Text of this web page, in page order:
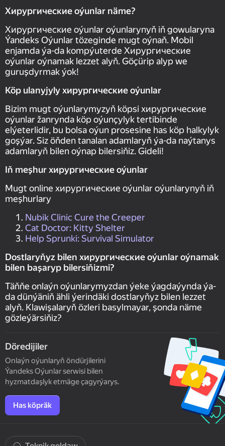
Хирургические oýunlar näme?
Хирургические oýunlar oýunlarynyň iň gowularyna
Ýandeks Oýunlar tözeginde mugt oýnaň. Mobil
enjamda ýa-da kompýuterde Хирургические
oýunlar oýnamak lezzet alyň. Göçürip alyp we
guruşdyrmak ýok!
Köp ulanyjyly хирургические oýunlar
Bizim mugt oýunlarymyzyň köpsi хирургические
oýunlar žanrynda köp oýunçylyk tertibinde
elýeterlidir, bu bolsa oýun prosesine has köp halkylyk
goşýar. Siz öňden tanalan adamlaryň ýa-da naýtanys
adamlaryň bilen oýnap bilersiňiz. Gideli!
Iň meşhur хирургические oýunlar
Mugt online хирургические oýunlar oýunlarynyň iň
meşhurlary
Nubik Clinic Cure the Creeper
Cat Doctor: Kitty Shelter
Help Sprunki: Survival Simulator
Dostlaryňyz bilen хирургические oýunlar oýnamak
bilen başaryp bilersiňizmi?
Täňňe onlaýn oýunlarymyzdan ýeke ýagdaýynda ýa-
da dünýäniň ähli ýerindäki dostlaryňyz bilen lezzet
alyň. Klawişalaryň özleri basylmayar, şonda näme
gözleýärsiňiz?
Döredijiler
Onlaýn oýunlaryň öndürjilerini
Ýandeks Oýunlar serwisi bilen
hyzmatdaşlyk etmäge çagyrýarys.
Has köpräk